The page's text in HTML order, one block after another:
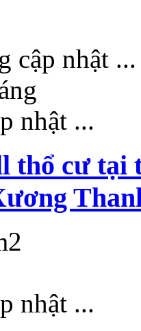
cập nhật ...
nhật ...
thổ cư
nhật ...